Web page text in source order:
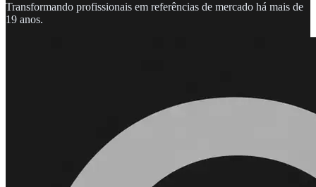
Transformando profissionais em referências de mercado há mais de
19 anos.